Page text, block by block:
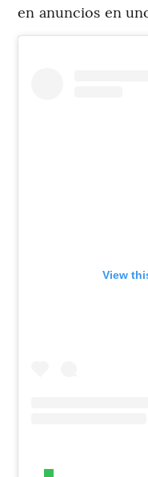
en anuncios en
View